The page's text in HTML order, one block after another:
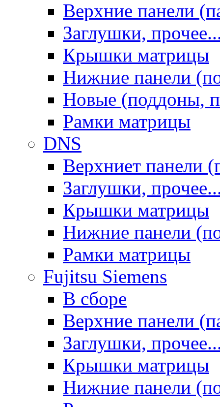
Верхние панели
Заглушки,
Крышки матрицы
Нижние панели
Новые (поддоны,
Рамки матрицы
DNS
Верхниет панели
Заглушки,
Крышки матрицы
Нижние панели
Рамки матрицы
Fujitsu Siemens
В сборе
Верхние панели
Заглушки,
Крышки матрицы
Нижние панели